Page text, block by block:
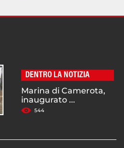
DENTRO LA NOTIZIA
Marina di Camerota,
inaugurato ...
544